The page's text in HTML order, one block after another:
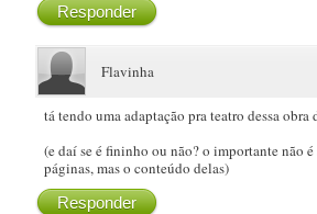
Responder
Flavinha
tá tendo uma adaptação pra teatro dessa obra
(e daí se é fininho ou não? o importante não
páginas, mas o conteúdo delas)
Responder